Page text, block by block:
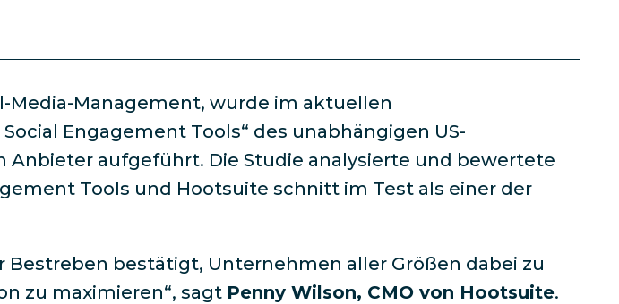
Media-Management, wurde im aktuellen
Engagement Tools“ des unabhängigen US-
aufgeführt. Die Studie analysierte und bewertete
Tools und Hootsuite schnitt im Test als einer der
bestätigt, Unternehmen aller Größen dabei zu
zu maximieren“, sagt Penny Wilson, CMO von Hootsuite.